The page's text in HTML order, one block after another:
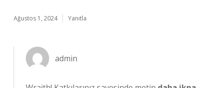
Ağustos 1, 2024 Yanıtla
admin